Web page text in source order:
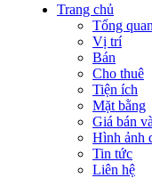
Trang chủ
Tổng quan
Vị trí
Bán
Cho thuê
Tiện ích
Mặt bằng
Giá bán
Hình ảnh
Tin tức
Liên hệ